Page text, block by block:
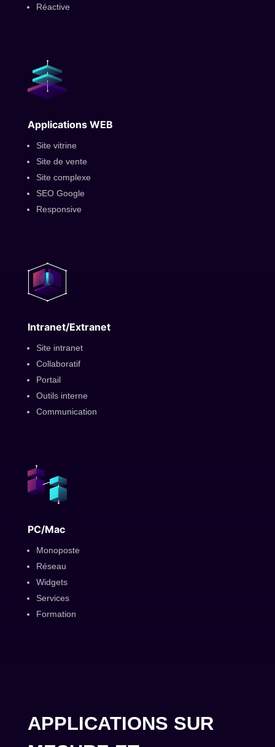
Réactive
Applications WEB
Site vitrine
Site de vente
Site complexe
SEO Google
Responsive
Intranet/Extranet
Site intranet
Collaboratif
Portail
Outils interne
Communication
PC/Mac
Monoposte
Réseau
Widgets
Services
Formation
APPLICATIONS SUR